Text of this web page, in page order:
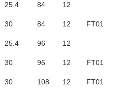
25.4 84 12
30 84 12 FT01
25.4 96 12
30 96 12 FT01
30 108 12 FT01